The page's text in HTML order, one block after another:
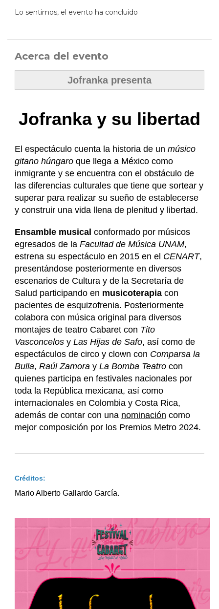
Lo sentimos, el evento ha concluido
Acerca del evento
Jofranka presenta
Jofranka y su libertad
El espectáculo cuenta la historia de un músico
gitano húngaro que llega a México como
inmigrante y se encuentra con el obstáculo de
las diferencias culturales que tiene que sortear y
superar para realizar su sueño de establecerse
y construir una vida llena de plenitud y libertad.
Ensamble musical conformado por músicos
egresados de la Facultad de Música UNAM,
estrena su espectáculo en 2015 en el CENART,
presentándose posteriormente en diversos
escenarios de Cultura y de la Secretaría de
Salud participando en musicoterapia con
pacientes de esquizofrenia. Posteriormente
colabora con música original para diversos
montajes de teatro Cabaret con Tito
Vasconcelos y Las Hijas de Safo, así como de
espectáculos de circo y clown con Comparsa la
Bulla, Raúl Zamora y La Bomba Teatro con
quienes participa en festivales nacionales por
toda la República mexicana, así como
internacionales en Colombia y Costa Rica,
además de contar con una nominación como
mejor composición por los Premios Metro 2024.
Créditos:
Mario Alberto Gallardo García.